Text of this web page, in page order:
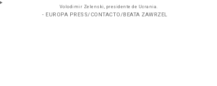
Volodimir Zelenski, presidente de Ucrania.
- EUROPA PRESS/CONTACTO/BEATA ZAWRZEL